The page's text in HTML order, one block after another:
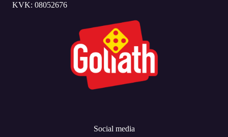
KVK: 08052676
Social media